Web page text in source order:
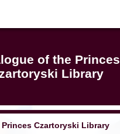
of the Princes
Library
Princes Czartoryski Library